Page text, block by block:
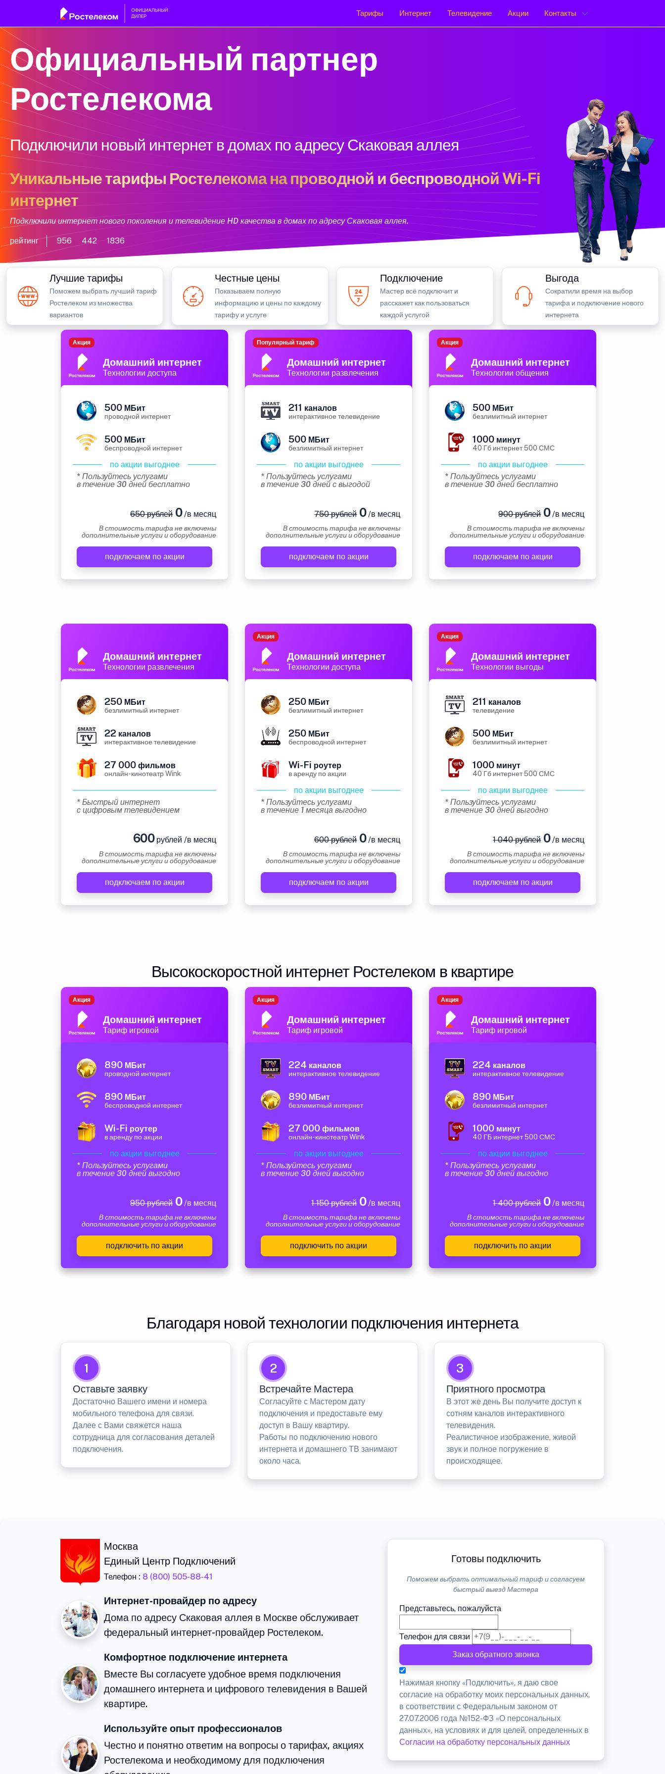
Тарифы Интернет Телевидение Акции Контакты
Официальный партнер
Ростелекома
Подключили новый интернет в домах по адресу Скаковая аллея
Уникальные тарифы Ростелекома на проводной и беспроводной Wi-Fi
интернет
Подключили интернет нового поколения и телевидение HD качества в домах по адресу Скаковая аллея.
рейтинг 956 442 1836
Лучшие тарифы
Поможем выбрать лучший тариф
Ростелеком из множества
вариантов
Честные цены
Показываем полную
информацию и цены по каждому
тарифу и услуге
Подключение
Мастер всё подключит и
расскажет как пользоваться
каждой услугой
Выгода
Сократили время на выбор
тарифа и подключение нового
интернета
Домашний интернет
Технологии доступа
Акция
500 МБит
проводной интернет
500 МБит
беспроводной интернет
по акции выгоднее
* Пользуйтесь услугами
в течение 30 дней бесплатно
650 рублей0/в месяц
В стоимость тарифа не включены
дополнительные услуги и оборудование
подключаем по акции
Домашний интернет
Технологии развлечения
Популярный тариф
211 каналов
интерактивное телевидение
500 МБит
безлимитный интернет
по акции выгоднее
* Пользуйтесь услугами
в течение 30 дней с выгодой
750 рублей0/в месяц
В стоимость тарифа не включены
дополнительные услуги и оборудование
подключаем по акции
Домашний интернет
Технологии общения
Акция
500 МБит
безлимитный интернет
1000 минут
40 Гб интернет 500 СМС
по акции выгоднее
* Пользуйтесь услугами
в течение 30 дней бесплатно
900 рублей0/в месяц
В стоимость тарифа не включены
дополнительные услуги и оборудование
подключаем по акции
Домашний интернет
Технологии развлечения
250 МБит
безлимитный интернет
22 каналов
интерактивное телевидение
27 000 фильмов
онлайн-кинотеатр Wink
* Быстрый интернет
с цифровым телевидением
600рублей /в месяц
В стоимость тарифа не включены
дополнительные услуги и оборудование
подключаем по акции
Домашний интернет
Технологии доступа
Акция
250 МБит
безлимитный интернет
250 МБит
беспроводной интернет
Wi-Fi роутер
в аренду по акции
по акции выгоднее
* Пользуйтесь услугами
в течение 1 месяца выгодно
600 рублей0/в месяц
В стоимость тарифа не включены
дополнительные услуги и оборудование
подключаем по акции
Домашний интернет
Технологии выгоды
Акция
211 каналов
телевидение
500 МБит
безлимитный интернет
1000 минут
40 Гб интернет 500 СМС
по акции выгоднее
* Пользуйтесь услугами
в течение 30 дней выгодно
1 040 рублей0/в месяц
В стоимость тарифа не включены
дополнительные услуги и оборудование
подключаем по акции
Высокоскоростной интернет Ростелеком в квартире
Домашний интернет
Тариф игровой
Акция
890 МБит
проводной интернет
890 МБит
беспроводной интернет
Wi-Fi роутер
в аренду по акции
по акции выгоднее
* Пользуйтесь услугами
в течение 30 дней выгодно
950 рублей0/в месяц
В стоимость тарифа не включены
дополнительные услуги и оборудование
подключить по акции
Домашний интернет
Тариф игровой
Акция
224 каналов
интерактивное телевидение
890 МБит
безлимитный интернет
27 000 фильмов
онлайн-кинотеатр Wink
по акции выгоднее
* Пользуйтесь услугами
в течение 30 дней выгодно
1 150 рублей0/в месяц
В стоимость тарифа не включены
дополнительные услуги и оборудование
подключить по акции
Домашний интернет
Тариф игровой
Акция
224 каналов
интерактивное телевидение
890 МБит
безлимитный интернет
1000 минут
40 ГБ интернет 500 СМС
по акции выгоднее
* Пользуйтесь услугами
в течение 30 дней выгодно
1 400 рублей0/в месяц
В стоимость тарифа не включены
дополнительные услуги и оборудование
подключить по акции
Благодаря новой технологии подключения интернета
1
Оставьте заявку
Достаточно Вашего имени и номера
мобильного телефона для связи.
Далее с Вами свяжется наша
сотрудница для согласования деталей
подключения.
2
Встречайте Мастера
Согласуйте с Мастером дату
подключения и предоставьте ему
доступ в Вашу квартиру.
Работы по подключению нового
интернета и домашнего ТВ занимают
около часа.
3
Приятного просмотра
В этот же день Вы получите доступ к
сотням каналов интерактивного
телевидения.
Реалистичное изображение, живой
звук и полное погружение в
происходящее.
Москва
Единый Центр Подключений
Телефон : 8 (800) 505-88-41
Интернет-провайдер по адресу
Дома по адресу Скаковая аллея в Москве обслуживает
федеральный интернет-провайдер Ростелеком.
Комфортное подключение интернета
Вместе Вы согласуете удобное время подключения
домашнего интернета и цифрового телевидения в Вашей
квартире.
Используйте опыт профессионалов
Честно и понятно ответим на вопросы о тарифах, акциях
Ростелекома и необходимому для подключения
Готовы подключить
Поможем выбрать оптимальный тариф и согласуем
быстрый выезд Мастера
Представьтесь, пожалуйста
Телефон для связи
Заказ обратного звонка
Нажимая кнопку «Подключить», я даю свое
согласие на обработку моих персональных данных,
в соответствии с Федеральным законом от
27.07.2006 года №152-ФЗ «О персональных
данных», на условиях и для целей, определенных в
Согласии на обработку персональных данных